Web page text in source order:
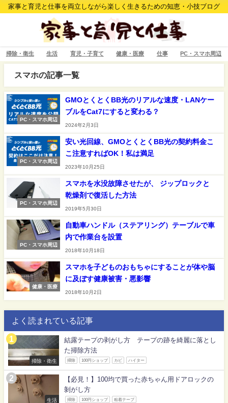
家事と育児と仕事を両立しながら楽しく生きるための知恵・小技ブログ
掃除・衛生 生活 育児・子育て 健康・医療 仕事 PC・スマホ周辺
スマホの記事一覧
PC・スマホ周辺
GMOとくとくBB光のリアルな速度・LANケー
ブルをCat7にすると変わる？
2024年2月3日
PC・スマホ周辺
安い光回線、GMOとくとくBB光の契約料金こ
こ注意すればOK！私は満足
2023年10月25日
PC・スマホ周辺
スマホを水没故障させたが、 ジップロックと
乾燥剤で復活した方法
2019年5月30日
PC・スマホ周辺
自動車ハンドル（ステアリング）テーブルで車
内で作業台を設置
2018年10月18日
健康・医療
スマホを子どものおもちゃにすることが体や脳
に及ぼす健康被害・悪影響
2018年10月2日
よく読まれている記事
掃除・衛生
結露テープの剥がし方 テープの跡を綺麗に落とし
た掃除方法
掃除 100円ショップ カビ ハイター
生活
【必見！】100均で買った赤ちゃん用ドアロックの
剝がし方
掃除 100円ショップ 粘着テープ